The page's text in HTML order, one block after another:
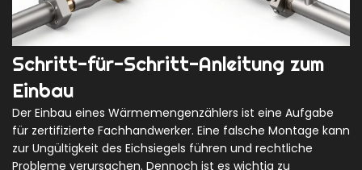
Schritt-für-Schritt-Anleitung zum
Einbau
Der Einbau eines Wärmemengenzählers ist eine Aufgabe
für zertifizierte Fachhandwerker. Eine falsche Montage kann
zur Ungültigkeit des Eichsiegels führen und rechtliche
Probleme verursachen. Dennoch ist es wichtig zu